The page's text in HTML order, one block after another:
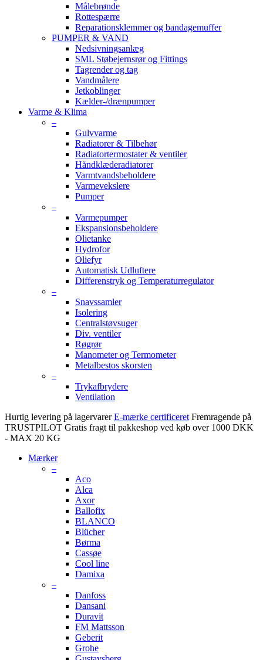
Målebrønde
Rottespærre
Reparationsklemmer og bandagemuffer
PUMPER & VAND
Nedsivningsanlæg
SML Støbejernsrør og Fittings
Tagrender og tag
Vandmålere
Jetkoblinger
Kælder-/drænpumper
Varme & Klima
–
Gulvvarme
Radiatorer & Tilbehør
Radiatortermostater & ventiler
Håndklæderadiatorer
Varmtvandsbeholdere
Varmevekslere
Pumper
–
Varmepumper
Ekspansionsbeholdere
Olietanke
Hydrofor
Oliefyr
Automatisk Udluftere
Differenstryk og Temperaturregulator
–
Snavssamler
Isolering
Centralstøvsuger
Div. ventiler
Røgrør
Manometer og Termometer
Metalbestos skorsten
–
Trykafbrydere
Ventilation
Hurtig levering på lagervarer E-mærke certificeret Fremragende på
TRUSTPILOT Gratis fragt til pakkeshop ved køb over 1000 DKK
- MAX 20 KG
Mærker
–
Aco
Alca
Axor
Ballofix
BLANCO
Blücher
Børma
Cassøe
Cool line
Damixa
–
Danfoss
Dansani
Duravit
FM Mattsson
Geberit
Grohe